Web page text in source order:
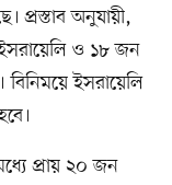
প্রস্তাব অনুযায়ী,
ও ১৮ জন
বিনিময়ে ইসরায়েলি
প্রায় ২০ জন